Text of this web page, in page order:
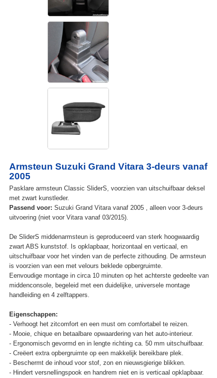
Armsteun Suzuki Grand Vitara 3-deurs vanaf
2005
Pasklare armsteun Classic SliderS, voorzien van uitschuifbaar deksel
met zwart kunstleder.
Passend voor: Suzuki Grand Vitara vanaf 2005 , alleen voor 3-deurs
uitvoering (niet voor Vitara vanaf 03/2015).
De SliderS middenarmsteun is geproduceerd van sterk hoogwaardig
zwart ABS kunststof. Is opklapbaar, horizontaal en verticaal, en
uitschuifbaar voor het vinden van de perfecte zithouding. De armsteun
is voorzien van een met velours beklede opbergruimte.
Eenvoudige montage in circa 10 minuten op het achterste gedeelte van
middenconsole, begeleid met een duidelijke, universele montage
handleiding en 4 zelftappers.
Eigenschappen:
- Verhoogt het zitcomfort en een must om comfortabel te reizen.
- Mooie, chique en betaalbare opwaardering van het auto-interieur.
- Ergonomisch gevormd en in lengte richting ca. 50 mm uitschuifbaar.
- Creëert extra opbergruimte op een makkelijk bereikbare plek.
- Beschermt de inhoud voor stof, zon en nieuwsgierige blikken.
- Hindert versnellingspook en handrem niet en is verticaal opklapbaar.